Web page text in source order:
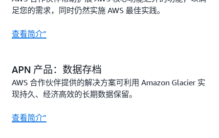
足您的需求，同时仍然实施 AWS 最佳实践。
查看简介”
APN 产品：数据存档
AWS 合作伙伴提供的解决方案可利用 Amazon Glacier 实
现持久、经济高效的长期数据保留。
查看简介”